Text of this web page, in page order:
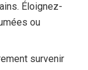
Éloignez-
ou
survenir